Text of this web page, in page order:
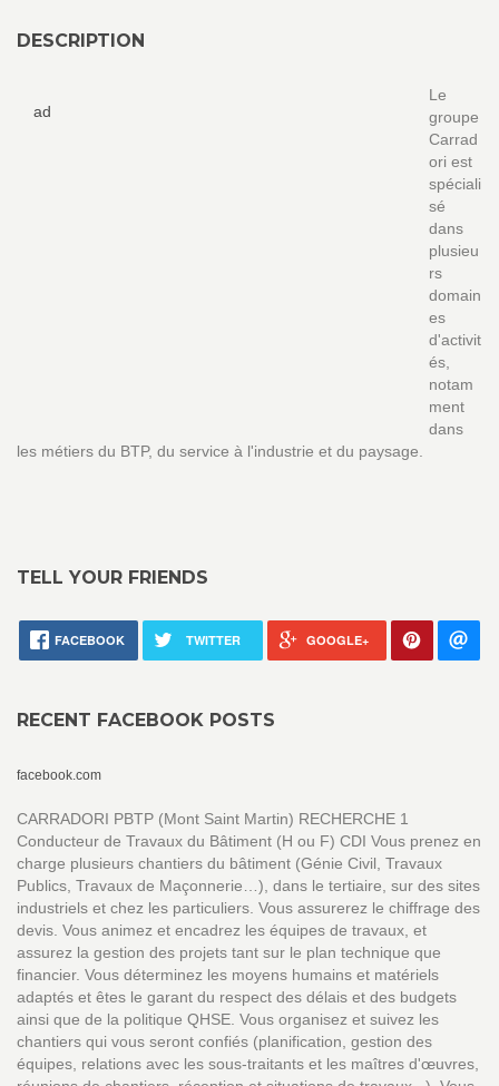
DESCRIPTION
ad
Le
groupe
Carrad
ori est
spéciali
sé
dans
plusieu
rs
domain
es
d'activit
és,
notam
ment
dans
les métiers du BTP, du service à l'industrie et du paysage.
TELL YOUR FRIENDS
FACEBOOK TWITTER GOOGLE+
RECENT FACEBOOK POSTS
facebook.com
CARRADORI PBTP (Mont Saint Martin) RECHERCHE 1
Conducteur de Travaux du Bâtiment (H ou F) CDI Vous prenez en
charge plusieurs chantiers du bâtiment (Génie Civil, Travaux
Publics, Travaux de Maçonnerie…), dans le tertiaire, sur des sites
industriels et chez les particuliers. Vous assurerez le chiffrage des
devis. Vous animez et encadrez les équipes de travaux, et
assurez la gestion des projets tant sur le plan technique que
financier. Vous déterminez les moyens humains et matériels
adaptés et êtes le garant du respect des délais et des budgets
ainsi que de la politique QHSE. Vous organisez et suivez les
chantiers qui vous seront confiés (planification, gestion des
équipes, relations avec les sous-traitants et les maîtres d'œuvres,